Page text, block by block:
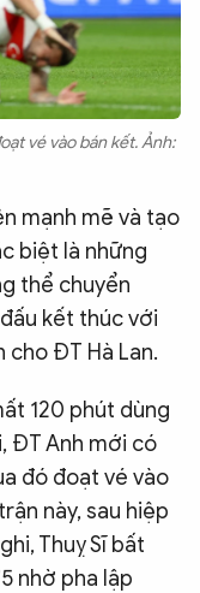
vé vào bán kết. Ảnh:
mạnh mẽ và tạo
biệt là những
thể chuyển
kết thúc với
cho ĐT Hà Lan.
120 phút dùng
ĐT Anh mới có
đó đoạt vé vào
này, sau hiệp
Thuỵ Sĩ bất
nhờ pha lập